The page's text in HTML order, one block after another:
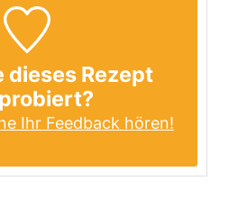
dieses Rezept
Ihr Feedback hören!